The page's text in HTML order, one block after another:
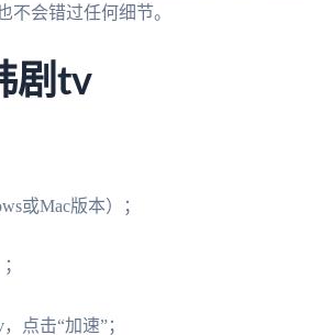
会错过任何细节。
剧tv
或Mac版本）；
点击“加速”；